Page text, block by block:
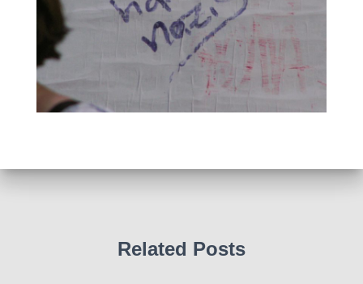
Related Posts